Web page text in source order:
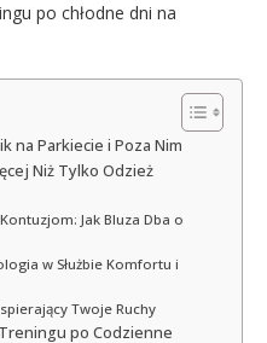
po chłodne dni na
na Parkiecie i Poza Nim
Niż Tylko Odzież
Jak Bluza Dba o
w Służbie Komfortu i
Twoje Ruchy
po Codzienne